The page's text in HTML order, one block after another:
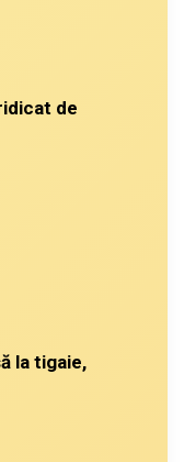
de
la tigaie,